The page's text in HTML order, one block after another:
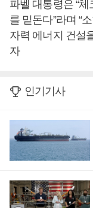
파벨 대통령은 “
를 밑돈다”라며 “
자력 에너지 건설
자
인기기사